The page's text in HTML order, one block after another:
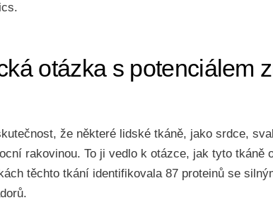
otázka s potenciálem
že některé lidské tkáně, jako srdce,
rakovinou. To ji vedlo k otázce, jak tyto tkáně
těchto tkání identifikovala 87 proteinů se